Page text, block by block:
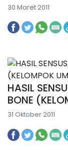
30 Maret 2011
HASIL
BONE
31 Oktober 2011